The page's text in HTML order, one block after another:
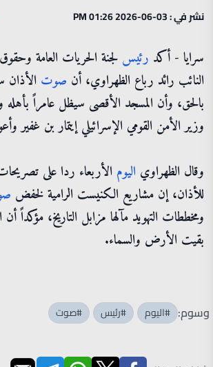
نشر في : 03-06-2026 01:26 PM
سرايا - أكد رئيس لجنة الحريات العامة وحقوق
النائب رائد رباع الظهراوي، أن صوت الأذان
بالحق، وأن المسجد الأقصى سيظل عامراً
وزير الأمن القومي الإسرائيلي إيتمار بن غفير
وقال الظهراوي اليوم الأربعاء ردا على
للأذان، إن مشاريع الكنيست الرامية لخفض
ومخططات التهويد مآلها مزابل التاريخ، مؤكداً
بقيت الأرض والسماء.
وسوم: #اليوم #رئيس #صوت